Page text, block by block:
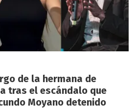
de la hermana de
tras el escándalo que
Moyano detenido